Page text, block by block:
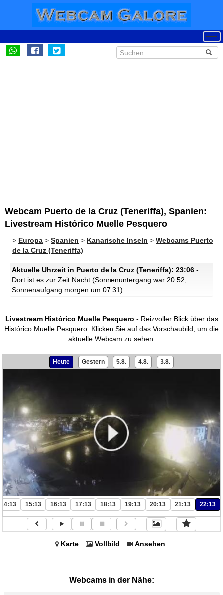
Webcam Puerto de la Cruz (Teneriffa), Spanien:
Livestream Histórico Muelle Pesquero
> Europa > Spanien > Kanarische Inseln > Webcams Puerto
de la Cruz (Teneriffa)
Aktuelle Uhrzeit in Puerto de la Cruz (Teneriffa): 23:06 -
Dort ist es zur Zeit Nacht (Sonnenuntergang war 20:52,
Sonnenaufgang morgen um 07:31)
Livestream Histórico Muelle Pesquero - Reizvoller Blick über das
Histórico Muelle Pesquero. Klicken Sie auf das Vorschaubild, um die
aktuelle Webcam zu sehen.
Heute Gestern 5.8. 4.8. 3.8.
14:13 15:13 16:13 17:13 18:13 19:13 20:13 21:13 22:13
Karte Vollbild Ansehen
Webcams in der Nähe: